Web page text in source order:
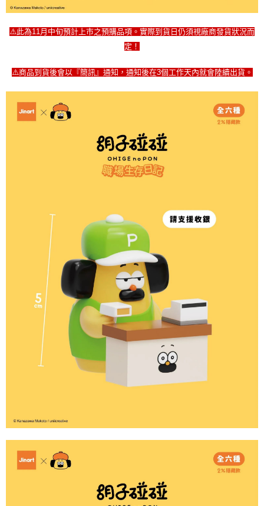
⚠️此為11月中旬預計上市之預購品項。實際到貨日仍須視廠商發貨狀況而
定！
⚠️商品到貨後會以『簡訊』通知，通知後在3個工作天內就會陸續出貨。